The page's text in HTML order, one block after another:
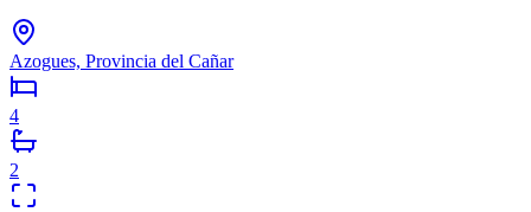
Azogues, Provincia del Cañar
4
2